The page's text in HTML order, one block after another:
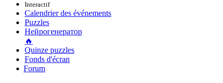
Interactif
Calendrier des événements
Puzzles
Нейрогенератор
🔥
Quinze puzzles
Fonds d'écran
Forum